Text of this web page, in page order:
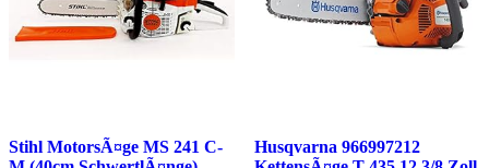
Stihl MotorsÃ¤ge MS 241 C-
Husqvarna 966997212